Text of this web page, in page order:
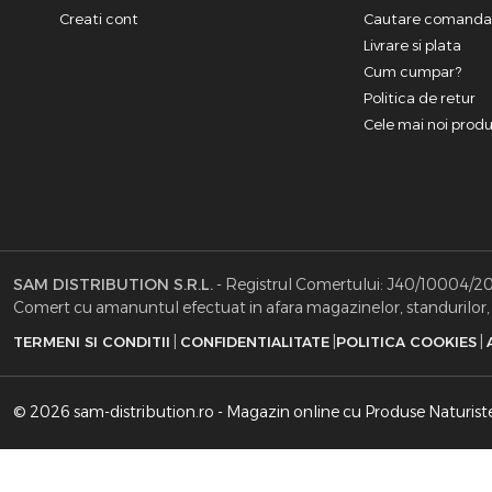
Creati cont
Cautare comanda
Livrare si plata
Cum cumpar?
Politica de retur
Cele mai noi
SAM DISTRIBUTION S.R.L. - Registrul Comertului: J40/10004/
Comert cu amanuntul efectuat in afara magazinelor,
TERMENI SI CONDITII CONFIDENTIALITATE POLITICA COOKIES
© 2026 sam-distribution.ro - Magazin online cu Produse